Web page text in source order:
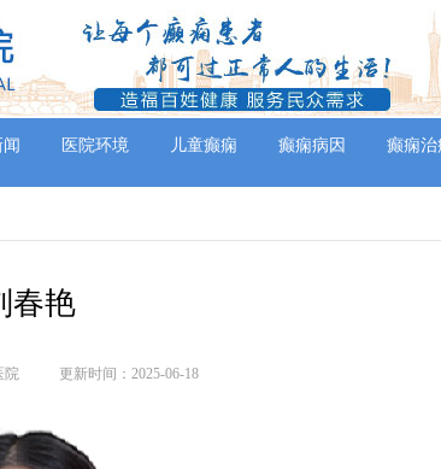
医院环境 儿童癫痫 癫痫病因 癫痫治
春艳
院 更新时间：2025-06-18